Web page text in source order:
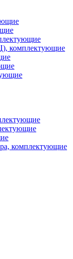
комплектующие
комплектующие